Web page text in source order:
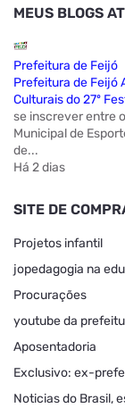
MEUS BLOGS
Prefeitura de Feijó
Prefeitura de Feijó
Culturais do 27º
se inscrever entre
Municipal de
de...
Há 2 dias
SITE DE
Projetos infantil
jopedagogia na
Procurações
youtube da
Aposentadoria
Exclusivo: ex-
Noticias do Brasil,